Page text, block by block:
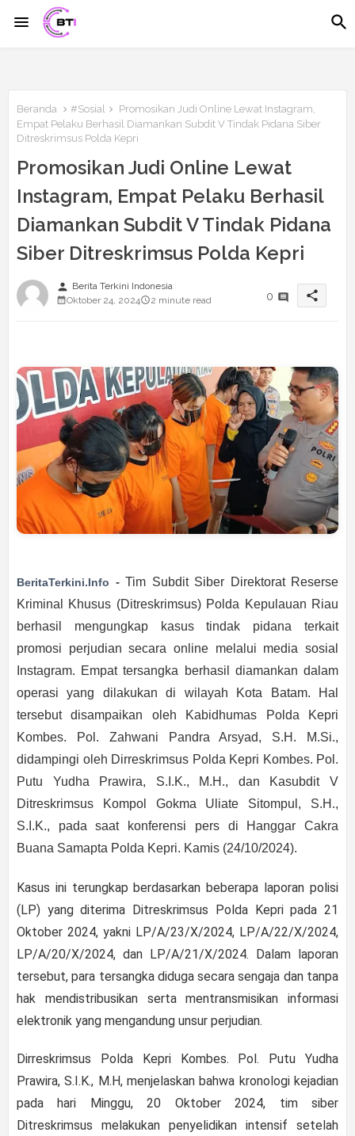
Beranda #Sosial
Promosikan Judi Online Lewat Instagram,
Empat Pelaku Berhasil Diamankan Subdit V Tindak Pidana Siber
Ditreskrimsus Polda Kepri
Promosikan Judi Online Lewat
Instagram, Empat Pelaku Berhasil
Diamankan Subdit V Tindak Pidana
Siber Ditreskrimsus Polda Kepri
person Berita Terkini Indonesia
Oktober 24, 2024
2 minute read 0 share
BeritaTerkini.Info - Tim Subdit Siber Direktorat Reserse
Kriminal Khusus (Ditreskrimsus) Polda Kepulauan Riau
berhasil mengungkap kasus tindak pidana terkait
promosi perjudian secara online melalui media sosial
Instagram. Empat tersangka berhasil diamankan dalam
operasi yang dilakukan di wilayah Kota Batam. Hal
tersebut disampaikan oleh Kabidhumas Polda Kepri
Kombes. Pol. Zahwani Pandra Arsyad, S.H. M.Si.,
didampingi oleh Dirreskrimsus Polda Kepri Kombes. Pol.
Putu Yudha Prawira, S.I.K., M.H., dan Kasubdit V
Ditreskrimsus Kompol Gokma Uliate Sitompul, S.H.,
S.I.K., pada saat konferensi pers di Hanggar Cakra
Buana Samapta Polda Kepri. Kamis (24/10/2024).
Kasus ini terungkap berdasarkan beberapa laporan polisi
(LP) yang diterima Ditreskrimsus Polda Kepri pada 21
Oktober 2024, yakni LP/A/23/X/2024, LP/A/22/X/2024,
LP/A/20/X/2024, dan LP/A/21/X/2024. Dalam laporan
tersebut, para tersangka diduga secara sengaja dan tanpa
hak mendistribusikan serta mentransmisikan informasi
elektronik yang mengandung unsur perjudian.
Dirreskrimsus Polda Kepri Kombes. Pol. Putu Yudha
Prawira, S.I.K., M.H, menjelaskan bahwa kronologi kejadian
pada hari Minggu, 20 Oktober 2024, tim siber
Ditreskrimsus melakukan penyelidikan intensif setelah